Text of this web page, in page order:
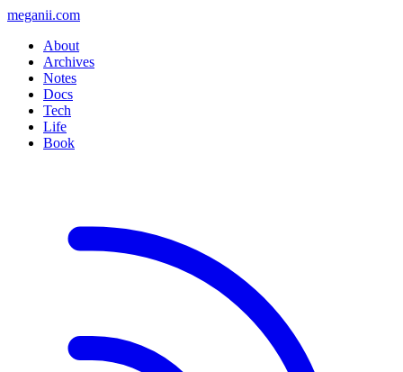
meganii.com
About
Archives
Notes
Docs
Tech
Life
Book